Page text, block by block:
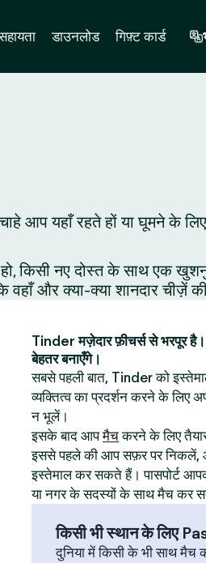
डाउनलोड गिफ़्ट कार्ड
आप यहाँ रहते हों या घूमने के
नए दोस्त के साथ एक
और क्या-क्या शानदार चीज़ें
Tinder मज़ेदार फ़ीचर्स से भरपूर
बेहतर बनाएँगे।
सबसे पहली बात, Tinder को
व्यक्तित्व का प्रदर्शन करने के लिए
न भूलें।
इसके बाद आपमैचकरने के लिए
इससे पहले की आप सफ़र पर निकलें,
इस्तेमाल कर सकते हैं। पासपोर्ट
या नगर के सदस्यों के साथ मैच कर
किसी भी स्थान के लिए
दुनिया में किसी के भी साथ मैच